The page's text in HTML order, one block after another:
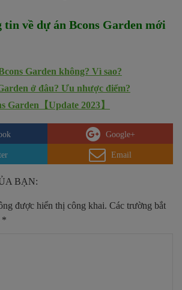
tin về dự án Bcons Garden mới
Garden không? Vì sao?
ở đâu? Ưu nhược điểm?
Garden【Update 2023】
Google+
Email
BẠN:
được hiển thị công khai. Các trường bắt
*